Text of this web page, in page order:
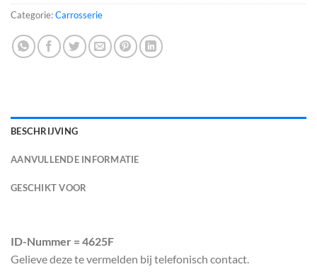
Categorie:Carrosserie
BESCHRIJVING
AANVULLENDE INFORMATIE
GESCHIKT VOOR
ID-Nummer = 4625F
Gelieve deze te vermelden bij telefonisch contact.